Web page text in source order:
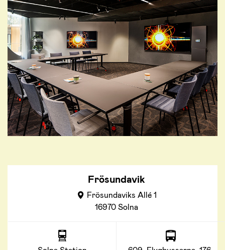
Frösundavik
Frösundaviks Allé 1
16970 Solna